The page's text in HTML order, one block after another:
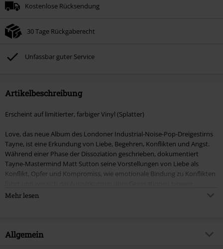
Kostenlose Rücksendung
30 Tage Rückgaberecht
Unfassbar guter Service
Artikelbeschreibung
Erscheint auf limitierter, farbiger Vinyl (Splatter)
Love, das neue Album des Londoner Industrial-Noise-Pop-Dreigestirns
Tayne, ist eine Erkundung von Liebe, Begehren, Konflikten und Angst.
Während einer Phase der Dissoziation geschrieben, dokumentiert
Tayne-Mastermind Matt Sutton seine Vorstellungen von Liebe als
Konflikt, Opfer und Kompromiss, wie emotionale Bindung zu Konflikten
ausbreiten können. Was kostet die Liebe? Wie weit sind wir bereit zu
outen." Mit einem wütenden Hybrid aus Metal, Industrial, Shoegaze
Mehr lesen
Allgemein